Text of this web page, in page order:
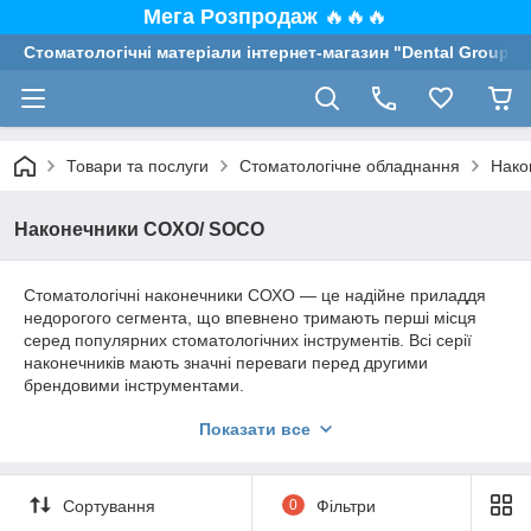
Мега Розпродаж 🔥🔥🔥
Стоматологічні матеріали інтернет-магазин "Dental Group"
Товари та послуги Стоматологічне обладнання
Наконечники COXO/ SOCO
Стоматологічні наконечники СОХО — це надійне приладдя
недорогого сегмента, що впевнено тримають перші місця
серед популярних стоматологічних інструментів. Всі серії
наконечників мають значні переваги перед другими
брендовими інструментами.
займається розробками стоматологічного обладнання з 2003
використання найкращого обладнання для виробництва, та
великі обсяги продукції зробили бренд всесвітньо відомим.
Серед переваг важливо означити співпрацю з японськими та
Показати все
Сортування 0 Фільтри